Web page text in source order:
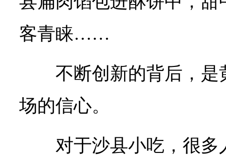
客青睐……
不断创新的背后，
场的信心。
对于沙县小吃，很多